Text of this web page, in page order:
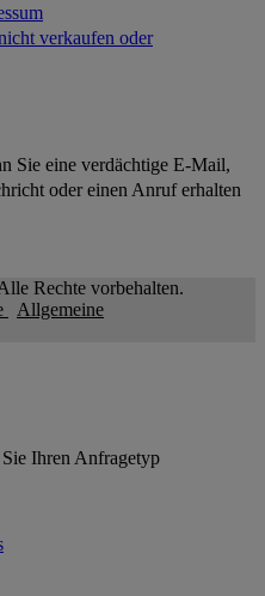
verkaufen oder
Sie eine verdächtige E-Mail,
oder einen Anruf erhalten
Rechte vorbehalten.
Allgemeine
Ihren Anfragetyp